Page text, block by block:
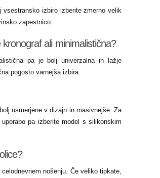
izbiro izberite zmerno velik
zapestnico.
ali minimalistična?
pa je bolj univerzalna in lažje
pogosto varnejša izbira.
usmerjene v dizajn in masivnejše. Za
pa izberite model s silikonskim
nošenju. Če veliko tipkate,